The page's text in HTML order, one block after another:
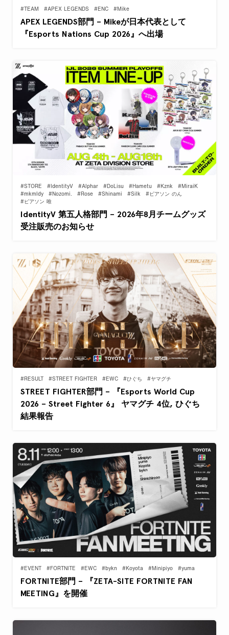
#TEAM #APEX LEGENDS #ENC #Mike
APEX LEGENDS部門 – Mikeが日本代表として
『Esports Nations Cup 2026』へ出場
#STORE #IdentityV #Alphar #DoLisu #Hametu #Kznk
#MiraiK
#mkmldy
#Nozomi. #Rose #Shinami #Silk
#ピアソン のん
#ピアソン 唯
IdentityV 第五人格部門 – 2026年8月チームグッズ
受注販売のお知らせ
#RESULT #STREET FIGHTER #EWC #ひぐち #ヤマグチ
STREET FIGHTER部門 – 『Esports World Cup
2026 – Street Fighter 6』 ヤマグチ 4位, ひぐち
結果報告
#EVENT #FORTNITE #EWC #bykn #Koyota #Minipiyo #yuma
FORTNITE部門 – 『ZETA-SITE FORTNITE FAN
MEETING』を開催